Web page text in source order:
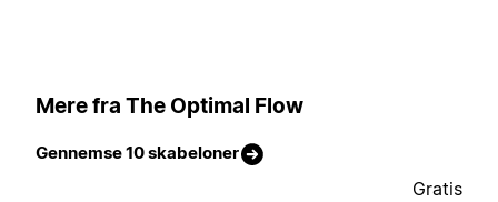
Mere fra The Optimal Flow
Gennemse 10 skabeloner
Gratis